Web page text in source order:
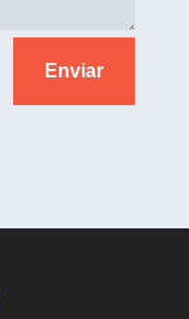
Enviar